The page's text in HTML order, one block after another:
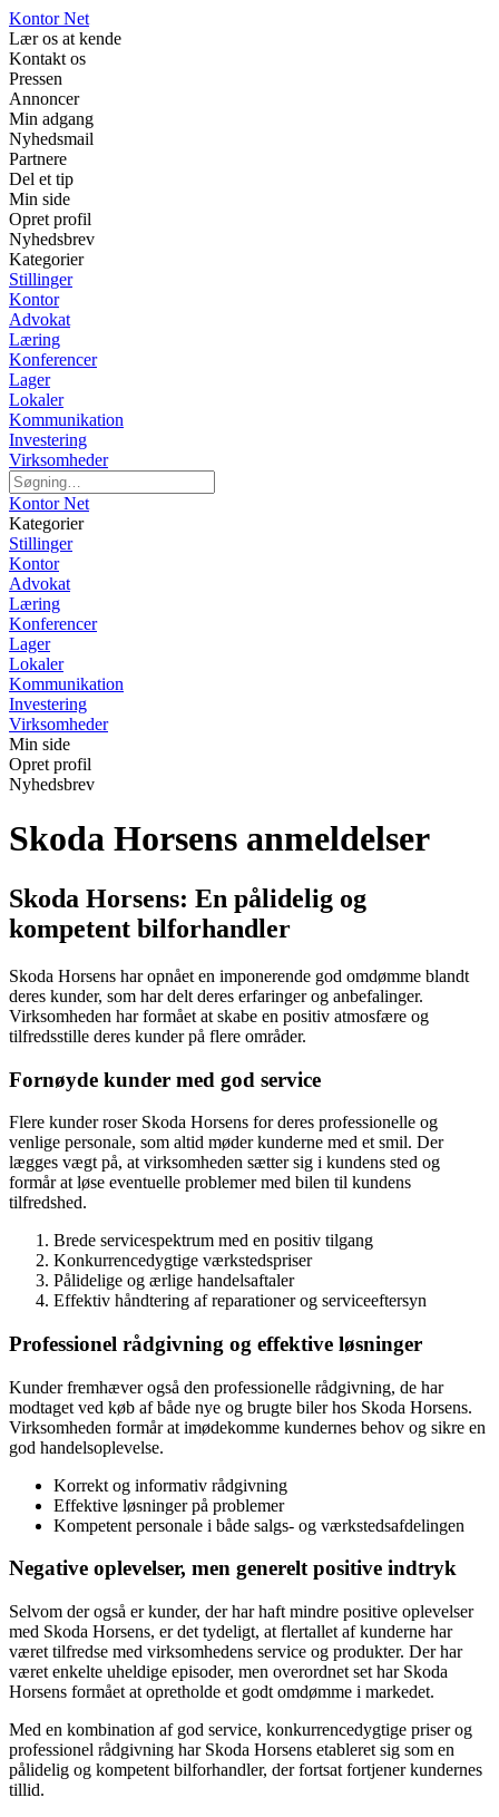
Kontor Net
Lær os at kende
Kontakt os
Pressen
Annoncer
Min adgang
Nyhedsmail
Partnere
Del et tip
Min side
Opret profil
Nyhedsbrev
Kategorier
Stillinger
Kontor
Advokat
Læring
Konferencer
Lager
Lokaler
Kommunikation
Investering
Virksomheder
Kontor Net
Kategorier
Stillinger
Kontor
Advokat
Læring
Konferencer
Lager
Lokaler
Kommunikation
Investering
Virksomheder
Min side
Opret profil
Nyhedsbrev
Skoda Horsens anmeldelser
Skoda Horsens: En pålidelig og
kompetent bilforhandler
Skoda Horsens har opnået en imponerende god omdømme blandt
deres kunder, som har delt deres erfaringer og anbefalinger.
Virksomheden har formået at skabe en positiv atmosfære og
tilfredsstille deres kunder på flere områder.
Fornøyde kunder med god service
Flere kunder roser Skoda Horsens for deres professionelle og
venlige personale, som altid møder kunderne med et smil. Der
lægges vægt på, at virksomheden sætter sig i kundens sted og
formår at løse eventuelle problemer med bilen til kundens
tilfredshed.
Brede servicespektrum med en positiv tilgang
Konkurrencedygtige værkstedspriser
Pålidelige og ærlige handelsaftaler
Effektiv håndtering af reparationer og serviceeftersyn
Professionel rådgivning og effektive løsninger
Kunder fremhæver også den professionelle rådgivning, de har
modtaget ved køb af både nye og brugte biler hos Skoda Horsens.
Virksomheden formår at imødekomme kundernes behov og sikre en
god handelsoplevelse.
Korrekt og informativ rådgivning
Effektive løsninger på problemer
Kompetent personale i både salgs- og værkstedsafdelingen
Negative oplevelser, men generelt positive indtryk
Selvom der også er kunder, der har haft mindre positive oplevelser
med Skoda Horsens, er det tydeligt, at flertallet af kunderne har
været tilfredse med virksomhedens service og produkter. Der har
været enkelte uheldige episoder, men overordnet set har Skoda
Horsens formået at opretholde et godt omdømme i markedet.
Med en kombination af god service, konkurrencedygtige priser og
professionel rådgivning har Skoda Horsens etableret sig som en
pålidelig og kompetent bilforhandler, der fortsat fortjener kundernes
tillid.